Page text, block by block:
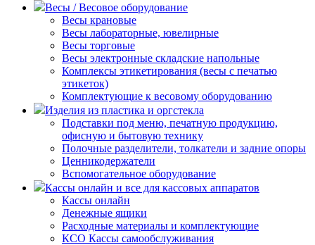
Весы / Весовое оборудование
Весы крановые
Весы лабораторные, ювелирные
Весы торговые
Весы электронные складские напольные
Комплексы этикетирования (весы с печатью
этикеток)
Комплектующие к весовому оборудованию
Изделия из пластика и оргстекла
Подставки под меню, печатную продукцию,
офисную и бытовую технику
Полочные разделители, толкатели и задние опоры
Ценникодержатели
Вспомогательное оборудование
Кассы онлайн и все для кассовых аппаратов
Кассы онлайн
Денежные ящики
Расходные материалы и комплектующие
КСО Кассы самообслуживания